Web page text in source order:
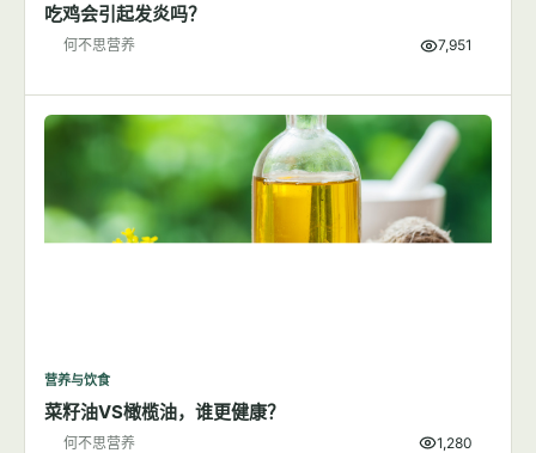
吃鸡会引起发炎吗？
何不思营养 7,951
营养与饮食
菜籽油VS橄榄油，谁更健康？
何不思营养 1,280